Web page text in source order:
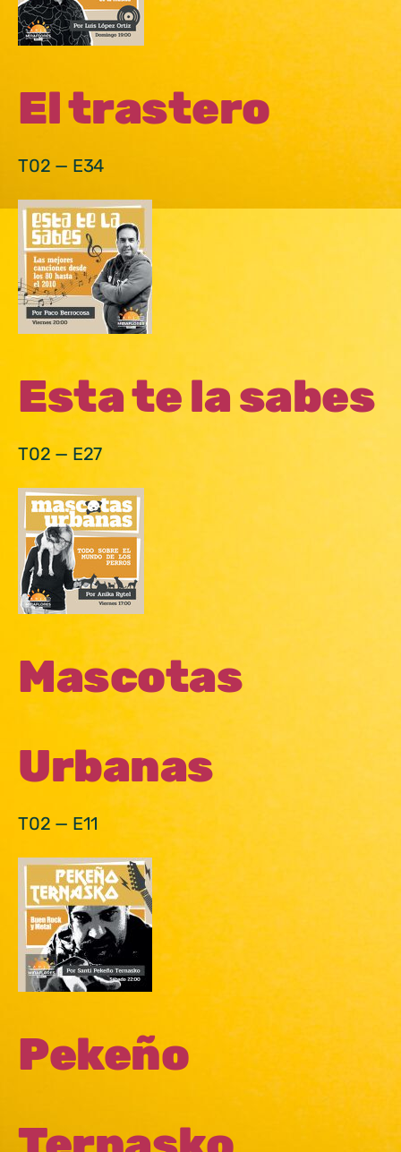
El trastero
T02 — E34
Esta te la sabes
T02 — E27
Mascotas
Urbanas
T02 — E11
Pekeño